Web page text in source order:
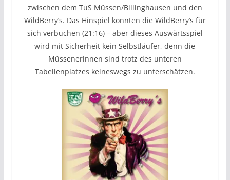
zwischen dem TuS Müssen/Billinghausen und den
WildBerry’s. Das Hinspiel konnten die WildBerry’s für
sich verbuchen (21:16) – aber dieses Auswärtsspiel
wird mit Sicherheit kein Selbstläufer, denn die
Müssenerinnen sind trotz des unteren
Tabellenplatzes keineswegs zu unterschätzen.